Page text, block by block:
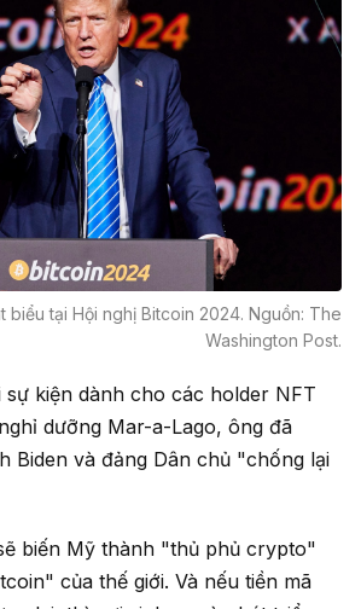
biểu tại Hội nghị Bitcoin 2024. Nguồn: The
Washington Post.
sự kiện dành cho các holder NFT
dưỡng Mar-a-Lago, ông đã
Biden và đảng Dân chủ "chống lại
biến Mỹ thành "thủ phủ crypto"
của thế giới. Và nếu tiền mã